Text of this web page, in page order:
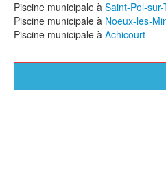
Piscine municipale à Saint-Pol-
Piscine municipale à Noeux-les-
Piscine municipale à Achicourt